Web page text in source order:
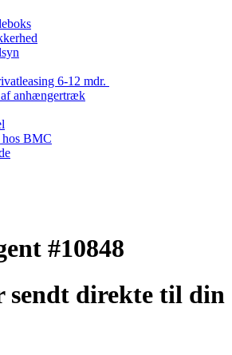
6-12 mdr.
anhængertræk
hos BMC
#10848
sendt direkte til din